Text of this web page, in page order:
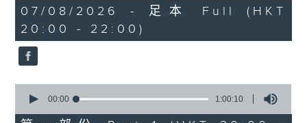
Future?) (10’)
Yuval MEDINA
Together Again (10’)
Bright SHENG
Arthur YUEN
2
hours,
0
seconds
07/08/2026 - 足本 Full (HKT
20:00 - 22:00)
seconds
00:00 1:00:10